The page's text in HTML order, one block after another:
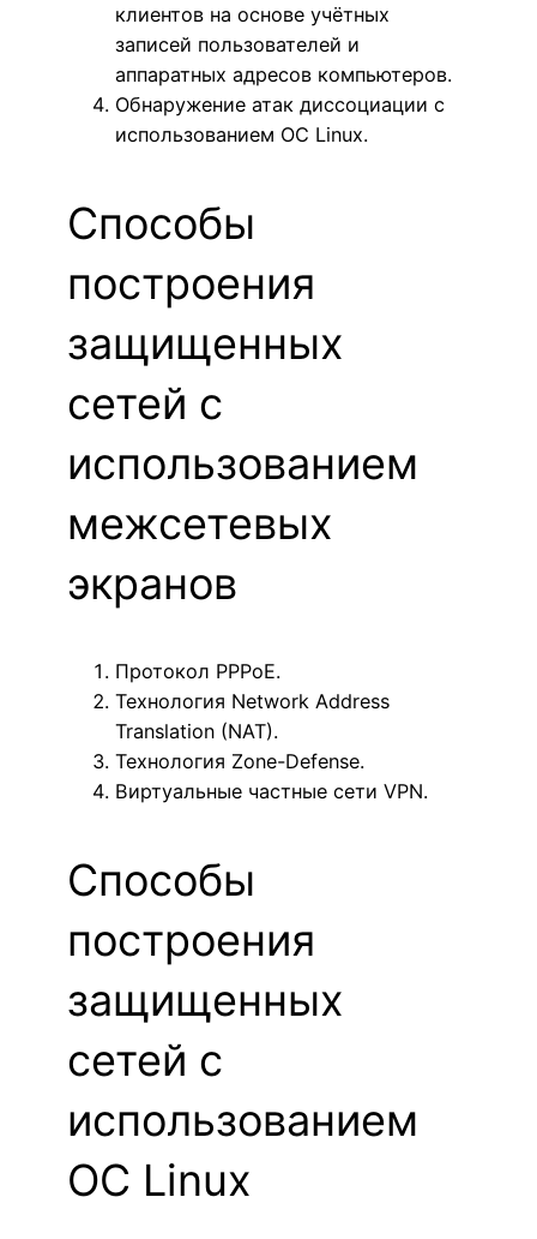
клиентов на основе учётных
записей пользователей и
аппаратных адресов компьютеров.
Обнаружение атак диссоциации с
использованием ОС Linux.
Способы
построения
защищенных
сетей c
использованием
межсетевых
экранов
Протокол PPPoE.
Технология Network Address
Translation (NAT).
Технология Zone-Defense.
Виртуальные частные сети VPN.
Способы
построения
защищенных
сетей с
использованием
ОС Linux